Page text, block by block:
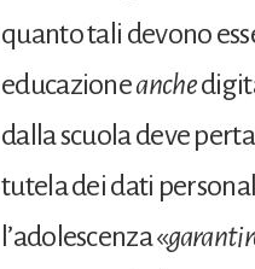
quanto tali devono
educazioneanche
dalla scuola deve
tutela dei dati
l’adolescenza «